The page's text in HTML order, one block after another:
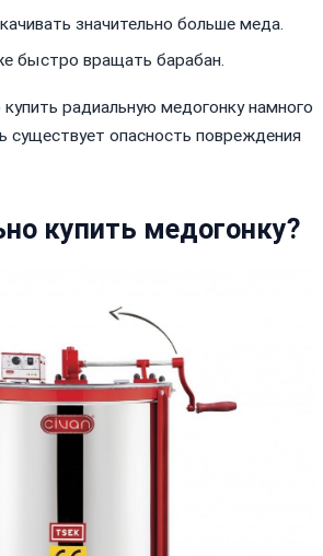
значительно больше меда.
быстро вращать барабан.
радиальную медогонку намного
существует опасность повреждения
купить медогонку?